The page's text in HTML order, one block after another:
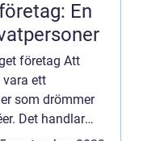
En
företag Att
ett
som drömmer
Det handlar